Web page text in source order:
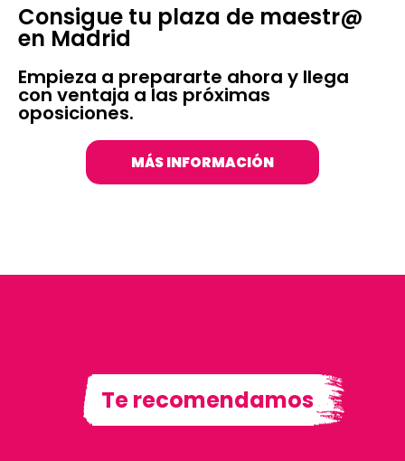
Consigue tu plaza de maestr@
en Madrid
Empieza a prepararte ahora y llega
con ventaja a las próximas
oposiciones.
MÁS INFORMACIÓN
Te recomendamos